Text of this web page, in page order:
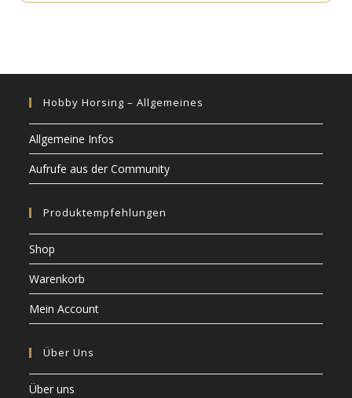
Hobby Horsing – Allgemeines
Allgemeine Infos
Aufrufe aus der Community
Produktempfehlungen
Shop
Warenkorb
Mein Account
Über Uns
Über uns